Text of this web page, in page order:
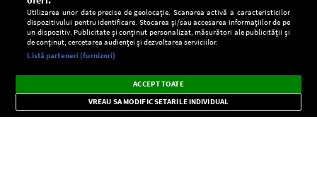
CONFIDENŢIALITATE
Setări:
Dark
Mode
Radio live, podcasturi, știri și alerte
importante.
×
Utilizarea unor date precise de geolocație. Scanarea activă a caracteristicilor
dispozitivului pentru identificare. Stocarea și/sau accesarea informațiilor de pe
un dispozitiv. Publicitate și conținut personalizat, măsurători ale publicității și
de conținut, cercetarea audienței și dezvoltarea serviciilor.
Listă parteneri (furnizori)
ACCEPT TOATE
VREAU SA MODIFIC SETARILE INDIVIDUAL